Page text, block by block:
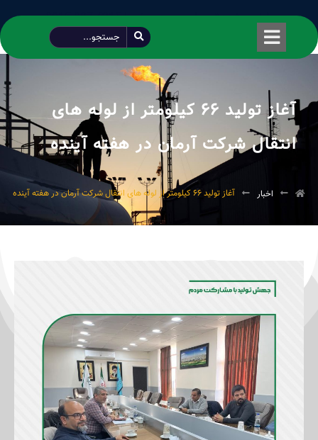
طراحی شده توسط محمود سیفی | 4215 887 0915
آغاز تولید ۶۶ کیلومتر از لوله های
انتقال شرکت آرمان در هفته آینده
اخبار آغاز تولید ۶۶ کیلومتر از لوله های انتقال شرکت آرمان در هفته آینده